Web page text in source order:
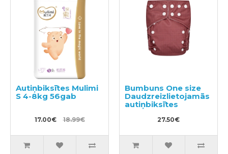
Autiņbiksītes Mulimi
S 4-8kg 56gab
17.00€ 18.99€
Bumbuns One size
Daudzreizlietojamās
autiņbiksītes
27.50€